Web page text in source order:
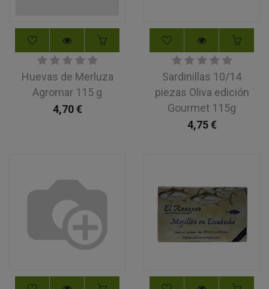
Huevas de Merluza
Agromar 115 g
4,70€
Sardinillas 10/14
piezas Oliva edición
Gourmet 115g
4,75€